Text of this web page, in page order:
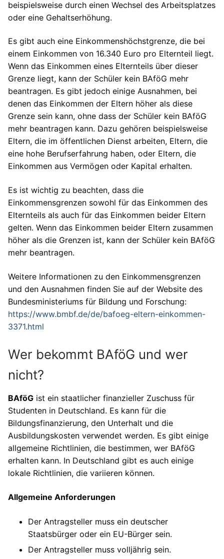
beispielsweise durch einen Wechsel des Arbeitsplatzes
oder eine Gehaltserhöhung.
Es gibt auch eine Einkommenshöchstgrenze, die bei
einem Einkommen von 16.340 Euro pro Elternteil liegt.
Wenn das Einkommen eines Elternteils über dieser
Grenze liegt, kann der Schüler kein BAföG mehr
beantragen. Es gibt jedoch einige Ausnahmen, bei
denen das Einkommen der Eltern höher als diese
Grenze sein kann, ohne dass der Schüler kein BAföG
mehr beantragen kann. Dazu gehören beispielsweise
Eltern, die im öffentlichen Dienst arbeiten, Eltern, die
eine hohe Berufserfahrung haben, oder Eltern, die
Einkommen aus Vermögen oder Kapital erhalten.
Es ist wichtig zu beachten, dass die
Einkommensgrenzen sowohl für das Einkommen des
Elternteils als auch für das Einkommen beider Eltern
gelten. Wenn das Einkommen beider Eltern zusammen
höher als die Grenzen ist, kann der Schüler kein BAföG
mehr beantragen.
Weitere Informationen zu den Einkommensgrenzen
und den Ausnahmen finden Sie auf der Website des
Bundesministeriums für Bildung und Forschung:
https://www.bmbf.de/de/bafoeg-eltern-einkommen-
3371.html
Wer bekommt BAföG und wer
nicht?
BAföG ist ein staatlicher finanzieller Zuschuss für
Studenten in Deutschland. Es kann für die
Bildungsfinanzierung, den Unterhalt und die
Ausbildungskosten verwendet werden. Es gibt einige
allgemeine Richtlinien, die bestimmen, wer BAföG
erhalten kann. In Deutschland gibt es auch einige
lokale Richtlinien, die variieren können.
Allgemeine Anforderungen
Der Antragsteller muss ein deutscher
Staatsbürger oder ein EU-Bürger sein.
Der Antragsteller muss volljährig sein.